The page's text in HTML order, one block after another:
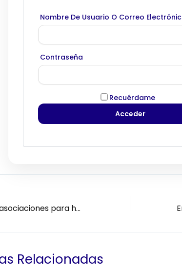
Nombre De Usuario O Correo
Contraseña
Recuérdame
El poder de las asociaciones para hacer crecer tu negocio de comunicación visual
Relacionadas